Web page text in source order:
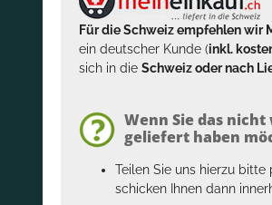
Für die Schweiz empfehlen wir
ein deutscher Kunde (inkl.
sich in die Schweiz oder nach
Wenn Sie das
geliefert haben
Teilen Sie uns hierzu bitte
schicken Ihnen dann